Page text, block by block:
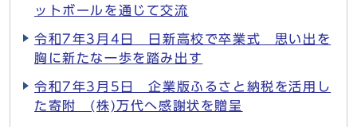
ットボールを通じて交流
令和7年3月4日 日新高校で卒業式 思い出を
胸に新たな一歩を踏み出す
令和7年3月5日 企業版ふるさと納税を活用し
た寄附 (株)万代へ感謝状を贈呈